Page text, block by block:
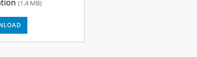
(1.4 MB)